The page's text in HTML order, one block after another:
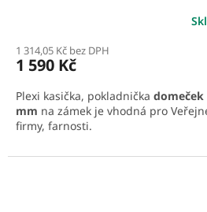
1 314,05 Kč bez DPH
1 590 Kč
Plexi kasička, pokladnička domeček
mm na zámek je vhodná pro
firmy, farnosti.